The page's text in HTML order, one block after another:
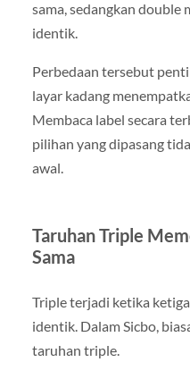
sama, sedangkan double
identik.
Perbedaan tersebut
layar kadang
Membaca label secara
pilihan yang dipasang
awal.
Taruhan Triple
Sama
Triple terjadi ketika
identik. Dalam Sicbo,
taruhan triple.